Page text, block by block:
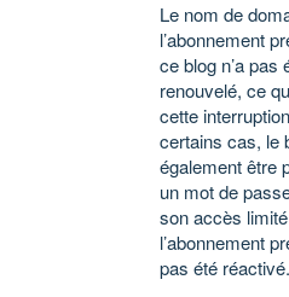
Le nom de
l’abonnement
ce blog n’a pas
renouvelé, ce
cette
certains cas, le
également être
un mot de
son accès
l’abonnement
pas été réactivé.